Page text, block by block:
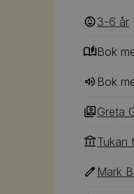
3-6 ‎‎ år
Bok
Bok
Greta
Tukan
Mark